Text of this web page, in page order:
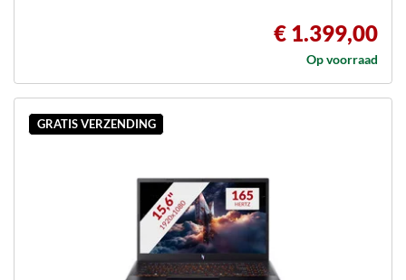
€ 1.399,00
Op voorraad
GRATIS VERZENDING